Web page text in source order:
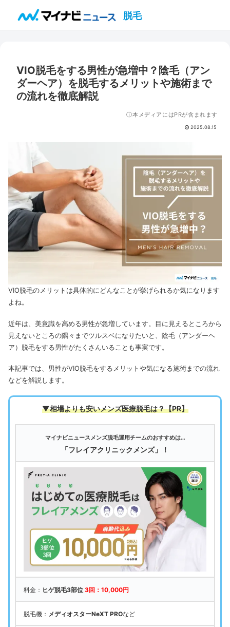
脱毛
VIO脱毛をする男性が急増中？陰毛（アン
ダーヘア）を脱毛するメリットや施術まで
の流れを徹底解説
ⓘ本メディアにはPRが含まれます
2025.08.15
VIO脱毛のメリットは具体的にどんなことが挙げられるか気になります
よね。
近年は、美意識を高める男性が急増しています。 目に見えるところから
見えないところの隅々までツルスベになりたいと、陰毛（アンダーヘ
ア）脱毛をする男性がたくさんいることも事実です。
本記事では、男性がVIO脱毛をするメリットや気になる施術までの流れ
などを解説します。
▼相場よりも安いメンズ医療脱毛は？【PR】
マイナビニュースメンズ脱毛運用チームのおすすめは…
「フレイアクリニックメンズ」！
料金： ヒゲ脱毛3部位 3回：10,000円
脱毛機： メディオスターNeXT PROなど